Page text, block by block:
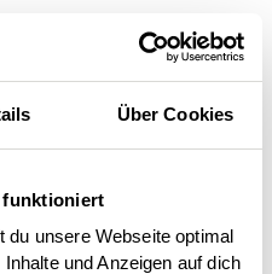
Über Cookies
funktioniert
du unsere Webseite optimal
und Anzeigen auf dich